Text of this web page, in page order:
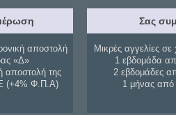
αποστολή
«Δ»
αποστολή της
(+4% Φ.Π.Α)
Σας
Μικρές αγγελίες σε
1 εβδομάδα
2 εβδομάδες
1 μήνας